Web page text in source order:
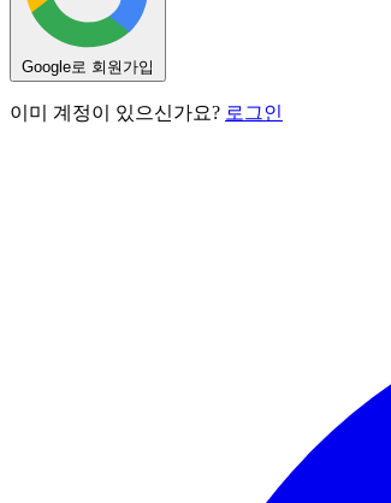
Google로 회원가입
이미 계정이 있으신가요? 로그인